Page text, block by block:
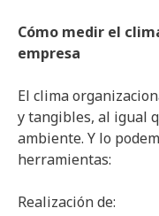
Cómo medir el
empresa
El clima
y tangibles, al igual
ambiente. Y lo
herramientas:
Realización de: